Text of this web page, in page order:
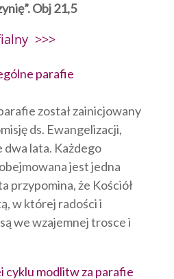
Obj 21,5
>>>
parafie
został zainicjowany
ds. Ewangelizacji,
dwa lata. Każdego
jest jedna
przypomina, że Kościół
w której radości i
we wzajemnej trosce i
cyklu modlitw za parafie